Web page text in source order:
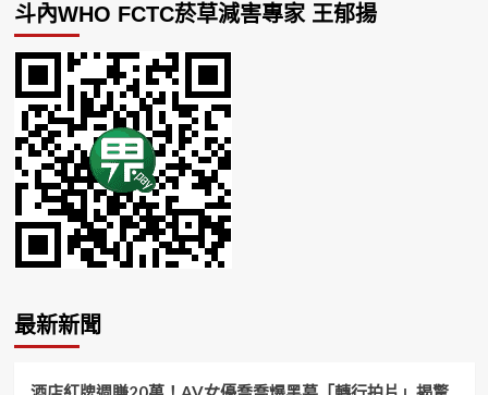
斗內WHO FCTC菸草減害專家 王郁揚
最新新聞